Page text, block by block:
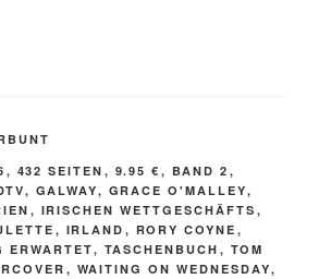
, 432 SEITEN , 9.95 € , BAND 2 ,
, GALWAY, GRACE O'MALLEY,
, IRISCHEN WETTGESCHÄFTS ,
, IRLAND , RORY COYNE ,
ERWARTET, TASCHENBUCH , TOM
, WAITING ON WEDNESDAY,